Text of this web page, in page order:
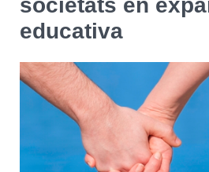
Agenda
English Español
CERCAR
societats en
educativa